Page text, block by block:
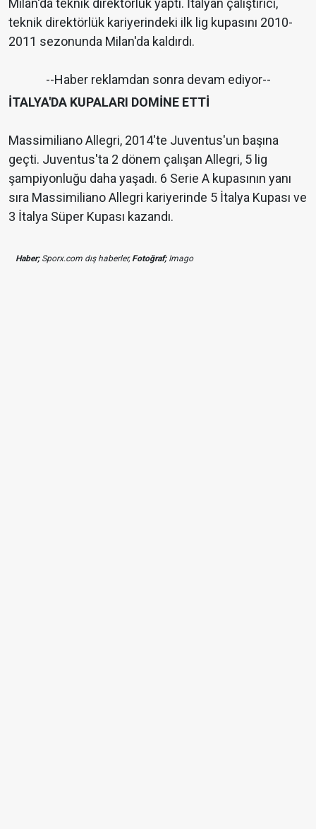
Milan'da teknik direktörlük yaptı. İtalyan çalıştırıcı,
teknik direktörlük kariyerindeki ilk lig kupasını 2010-
2011 sezonunda Milan'da kaldırdı.
--Haber reklamdan sonra devam ediyor--
İTALYA'DA KUPALARI DOMİNE ETTİ
Massimiliano Allegri, 2014'te Juventus'un başına
geçti. Juventus'ta 2 dönem çalışan Allegri, 5 lig
şampiyonluğu daha yaşadı. 6 Serie A kupasının yanı
sıra Massimiliano Allegri kariyerinde 5 İtalya Kupası ve
3 İtalya Süper Kupası kazandı.
Haber;Sporx.com dış haberler,Fotoğraf;Imago